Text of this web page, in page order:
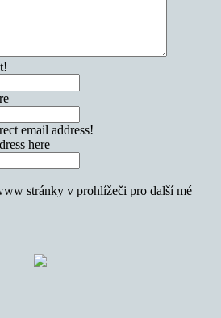
email address!
here
stránky v prohlížeči pro další mé